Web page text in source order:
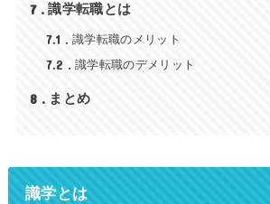
7 識学転職とは
7.1 識学転職のメリット
7.2 識学転職のデメリット
8 まとめ
識学とは